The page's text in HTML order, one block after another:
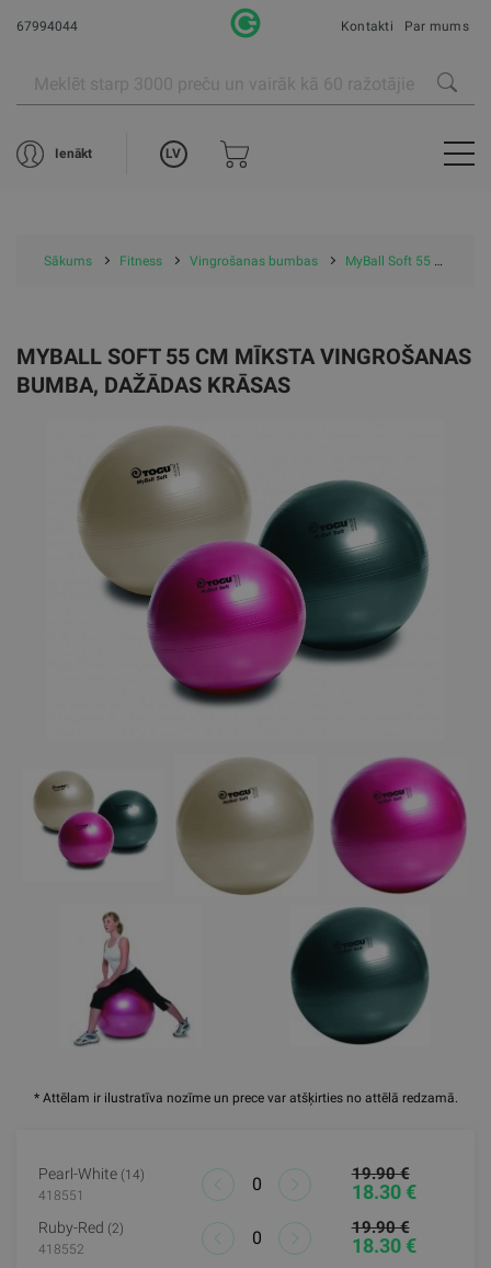
67994044 Kontakti Par mums
Ienākt LV
Sākums Fitness Vingrošanas bumbas MyBall Soft 55 cm mīksta vingrošanas bumba, dažādas krāsas
* Attēlam ir ilustratīva nozīme un prece var atšķirties no attēlā redzamā.
MYBALL SOFT 55 CM MĪKSTA VINGROŠANAS
BUMBA, DAŽĀDAS KRĀSAS
Pearl-White (14)
418551
19.90 €
18.30 €
Ruby-Red (2)
418552
19.90 €
18.30 €